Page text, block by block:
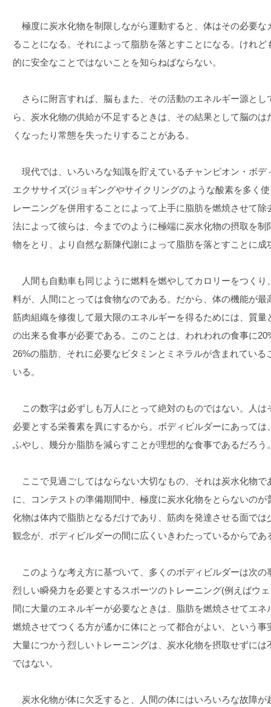
極度に炭水化物を制限しながら運動すると、体はその必要な
ることになる。それによって脂肪を落とすことになる。けれ
的に安全なことではないことを知らねばならない。
さらに附言すれば、脳もまた、その活動のエネルギー源とし
ら、炭水化物の供給が不足するときは、その結果として脳の
くなったり常態を失ったりすることがある。
現代では、いろいろな知識を貯えているチャンピオン・ボデ
エクササイズ(ジョギングやサイクリングのような酸素を多く
レーニングを併用することによって上手に脂肪を燃焼させて
法によって彼らは、今までのように極端に炭水化物の摂取を
物をとり、より自然な新陳代謝によって脂肪を落とすことに成
人間も自動車も同じように燃料を燃やしてカロリーをつくり
料が、人間にとっては食物なのである。だから、体の機能が
筋肉組織を修復して最大限のエネルギーを得るためには、質
の出来る食事が必要である。このことは、われわれの食事に
26%の脂肪、それに必要なビタミンとミネラルが含まれてい
いる。
この数字は必ずしも万人にとって絶対のものではない。人は
必要とする栄養素を異にするから。ボディビルダーにあって
ふやし、幾分か脂肪を減らすことが理想的な食事であるだろう
ここで見過ごしてはならない大切なもの、それは炭水化物で
に、コンテストの準備期間中、極度に炭水化物をとらないの
化物は体内で脂肪となるだけであり、筋肉を発達させる面で
観念が、ボディビルダーの間に広くいきわたっているからであ
このような考え方に基づいて、多くのボディビルダーは次の
烈しい瞬発力を必要とするスポーツのトレーニング(例えばウ
間に大量のエネルギーが必要なときは、脂肪を燃焼させてエ
燃焼させてつくる方が遙かに体にとって都合がよい、という
大量につかう烈しいトレーニングは、炭水化物を摂取せずに
ではない。
炭水化物が体に欠乏すると、人間の体にはいろいろな故障が